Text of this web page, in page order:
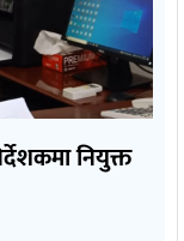
नियुक्त